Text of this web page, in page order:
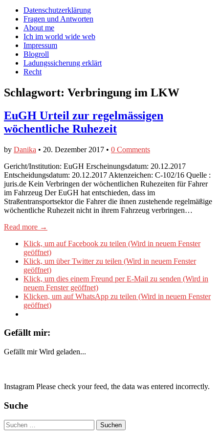
Facebook
anzeigen
Twitter
anzeigen
auf
Instagram
anzeigen
Main
menu
Skip
content
Datenschutzerklärung
Fragen und Antworten
About me
Ich im world wide web
Impressum
Blogroll
Ladungssicherung erklärt
Recht
Schlagwort: Verbringung im LKW
EuGH Urteil zur regelmässigen
wöchentliche Ruhezeit
by Danika • 20. Dezember 2017 • 0 Comments
Gericht/Institution: EuGH Erscheinungsdatum: 20.12.2017
Entscheidungsdatum: 20.12.2017 Aktenzeichen: C-102/16 Quelle :
juris.de Kein Verbringen der wöchentlichen Ruhezeiten für Fahrer
im Fahrzeug Der EuGH hat entschieden, dass im
Straßentransportsektor die Fahrer die ihnen zustehende regelmäßige
wöchentliche Ruhezeit nicht in ihrem Fahrzeug verbringen…
Read more →
Klick, um auf Facebook zu teilen (Wird in neuem Fenster
geöffnet)
Klick, um über Twitter zu teilen (Wird in neuem Fenster
geöffnet)
Klick, um dies einem Freund per E-Mail zu senden (Wird in
neuem Fenster geöffnet)
Klicken, um auf WhatsApp zu teilen (Wird in neuem Fenster
geöffnet)
Gefällt mir:
Gefällt mir Wird geladen...
Instagram Please check your feed, the data was entered incorrectly.
Suche
Suchen
nach: